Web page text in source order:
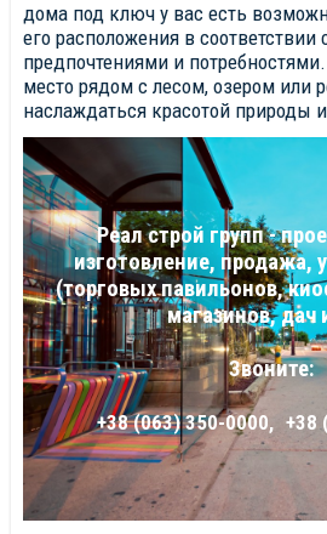
дома под ключ у вас есть
его расположения в
предпочтениями и
место рядом с лесом, озером или
наслаждаться красотой природы
Реал строй групп -
изготовление, продажа,
(торговых павильонов,
магазинов, дач
Звоните:
+38 (063) 350-0000, +38